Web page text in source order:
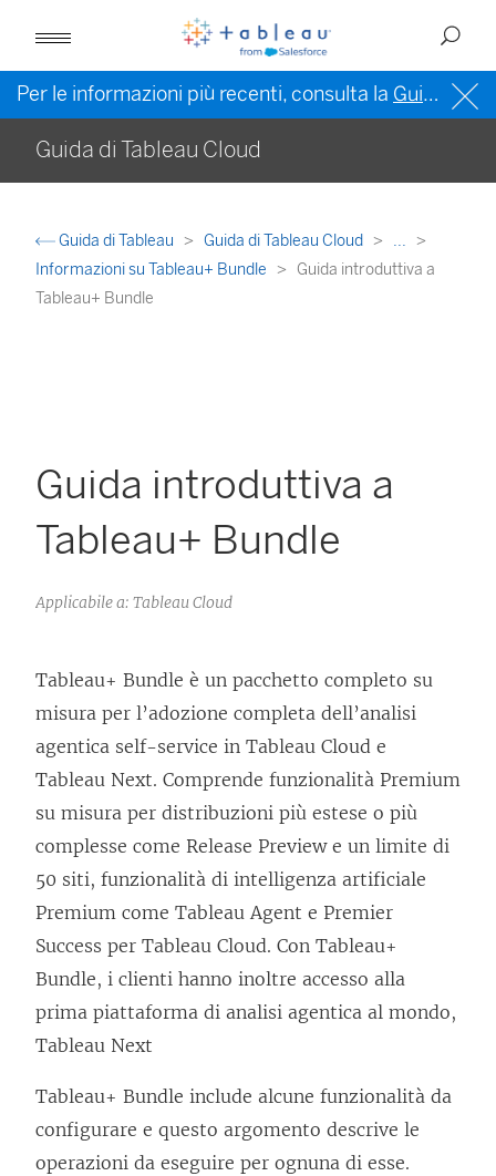
Per le informazioni più recenti, consulta la Guida di Tableau in inglese (Stati Uniti)
Guida di Tableau Cloud
Guida di Tableau Guida di Tableau Cloud
...
Informazioni su Tableau+ Bundle
Guida introduttiva a
Tableau+ Bundle
Guida introduttiva a
Tableau+ Bundle
Applicabile a: Tableau Cloud
Tableau+ Bundle è un pacchetto completo su
misura per l’adozione completa dell’analisi
agentica self-service in Tableau Cloud e
Tableau Next. Comprende funzionalità Premium
su misura per distribuzioni più estese o più
complesse come Release Preview e un limite di
50 siti, funzionalità di intelligenza artificiale
Premium come Tableau Agent e Premier
Success per Tableau Cloud. Con Tableau+
Bundle, i clienti hanno inoltre accesso alla
prima piattaforma di analisi agentica al mondo,
Tableau Next
Tableau+ Bundle include alcune funzionalità da
configurare e questo argomento descrive le
operazioni da eseguire per ognuna di esse.